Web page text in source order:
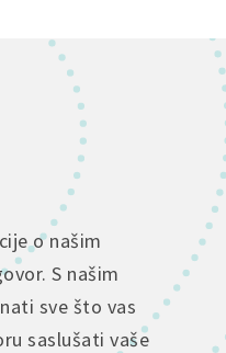
o našim
S našim
sve što vas
saslušati vaše